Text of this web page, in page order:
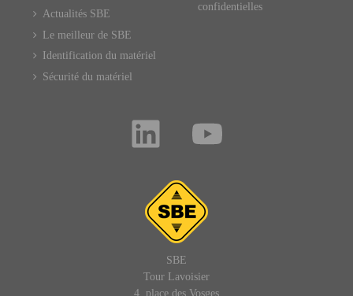
Actualités SBE
Le meilleur de SBE
Identification du matériel
Sécurité du matériel
confidentielles
SBE
Tour Lavoisier
4, place des Vosges